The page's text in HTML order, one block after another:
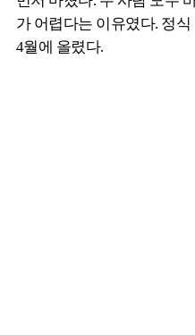
가 어렵다는 이유였다. 정
4월에 올렸다.